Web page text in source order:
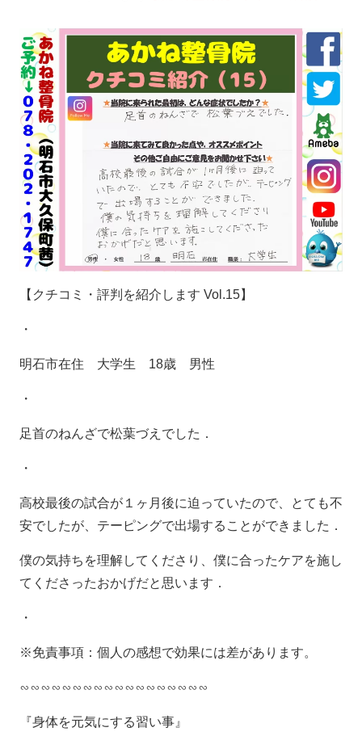
【クチコミ・評判を紹介します Vol.15】
・
明石市在住 大学生 18歳 男性
・
足首のねんざで松葉づえでした．
・
高校最後の試合が１ヶ月後に迫っていたので、とても不
安でしたが、テーピングで出場することができました．
僕の気持ちを理解してくださり、僕に合ったケアを施し
てくださったおかげだと思います．
・
※免責事項：個人の感想で効果には差があります。
∽∽∽∽∽∽∽∽∽∽∽∽∽∽∽∽∽∽
『身体を元気にする習い事』